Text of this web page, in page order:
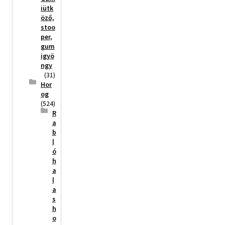
iütk
öző,
stoo
per,
gum
igyö
ngy
(31)
Hor
og
(524)
R
a
b
l
ó
h
a
l
a
s
h
o